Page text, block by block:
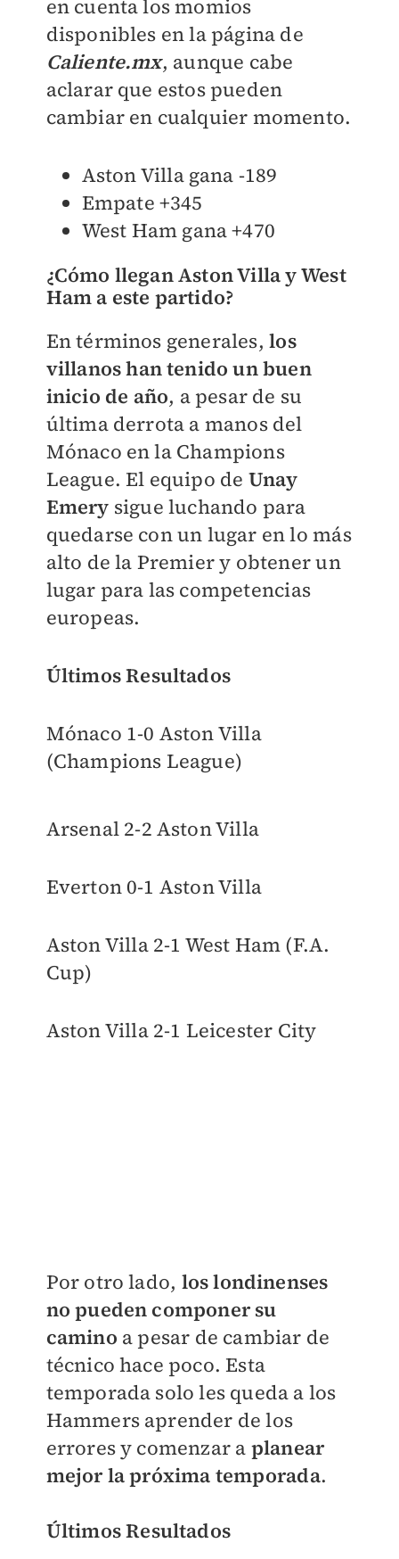
en cuenta los momios
disponibles en la página de
Caliente.mx, aunque cabe
aclarar que estos pueden
cambiar en cualquier momento.
Aston Villa gana -189
Empate +345
West Ham gana +470
​¿Cómo llegan Aston Villa y West
Ham a este partido?
En términos generales,los
villanos han tenido un buen
inicio de año, a pesar de su
última derrota a manos del
Mónaco en la Champions
League. El equipo de Unay
Emery sigue luchando para
quedarse con un lugar en lo más
alto de la Premier y obtener un
lugar para las competencias
europeas.
Últimos Resultados
Mónaco 1-0 Aston Villa
(Champions League)
Arsenal 2-2 Aston Villa
Everton 0-1 Aston Villa
Aston Villa 2-1 West Ham (F.A.
Cup)
Aston Villa 2-1 Leicester City
Por otro lado, los londinenses
no pueden componer su
camino a pesar de cambiar de
técnico hace poco. Esta
temporada solo les queda a los
Hammers aprender de los
errores y comenzar a planear
mejor la próxima temporada.
Últimos Resultados